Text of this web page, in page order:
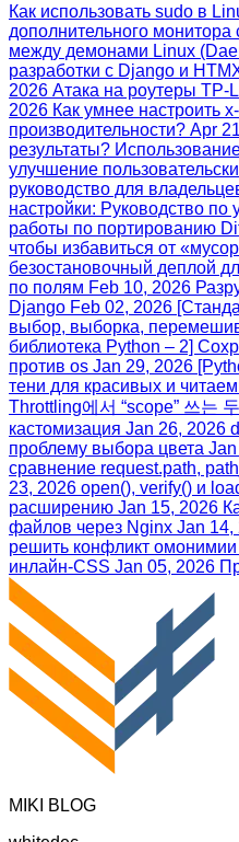
Как использовать sudo в
дополнительного
между демонами Linux
разработки с Django и
2026 Атака на роутеры TP-
2026 Как умнее настроить
производительности? Apr
результаты?
улучшение
руководство для
настройки: Руководство
работы по портированию
чтобы избавиться от
безостановочный деплой
по полям Feb 10, 2026
Django Feb 02, 2026
выбор, выборка,
библиотека Python – 2]
против os Jan 29, 2026
тени для красивых и
Throttling에서 “scope” 쓰는
кастомизация Jan 26, 2026
проблему выбора цвета
сравнение request.path,
23, 2026 open(), verify() и
расширению Jan 15, 2026
файлов через Nginx Jan 14,
решить конфликт
инлайн‑CSS Jan 05, 2026
MIKI BLOG